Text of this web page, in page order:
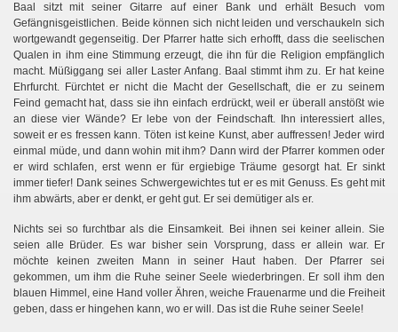
Baal sitzt mit seiner Gitarre auf einer Bank und erhält Besuch vom
Gefängnisgeistlichen. Beide können sich nicht leiden und verschaukeln sich
wortgewandt gegenseitig. Der Pfarrer hatte sich erhofft, dass die seelischen
Qualen in ihm eine Stimmung erzeugt, die ihn für die Religion empfänglich
macht. Müßiggang sei aller Laster Anfang. Baal stimmt ihm zu. Er hat keine
Ehrfurcht. Fürchtet er nicht die Macht der Gesellschaft, die er zu seinem
Feind gemacht hat, dass sie ihn einfach erdrückt, weil er überall anstößt wie
an diese vier Wände? Er lebe von der Feindschaft. Ihn interessiert alles,
soweit er es fressen kann. Töten ist keine Kunst, aber auffressen! Jeder wird
einmal müde, und dann wohin mit ihm? Dann wird der Pfarrer kommen oder
er wird schlafen, erst wenn er für ergiebige Träume gesorgt hat. Er sinkt
immer tiefer! Dank seines Schwergewichtes tut er es mit Genuss. Es geht mit
ihm abwärts, aber er denkt, er geht gut. Er sei demütiger als er.
Nichts sei so furchtbar als die Einsamkeit. Bei ihnen sei keiner allein. Sie
seien alle Brüder. Es war bisher sein Vorsprung, dass er allein war. Er
möchte keinen zweiten Mann in seiner Haut haben. Der Pfarrer sei
gekommen, um ihm die Ruhe seiner Seele wiederbringen. Er soll ihm den
blauen Himmel, eine Hand voller Ähren, weiche Frauenarme und die Freiheit
geben, dass er hingehen kann, wo er will. Das ist die Ruhe seiner Seele!